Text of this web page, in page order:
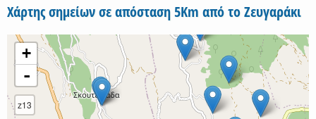
Χάρτης σημείων σε απόσταση 5Km από το Ζευγαράκι
+
-
z13